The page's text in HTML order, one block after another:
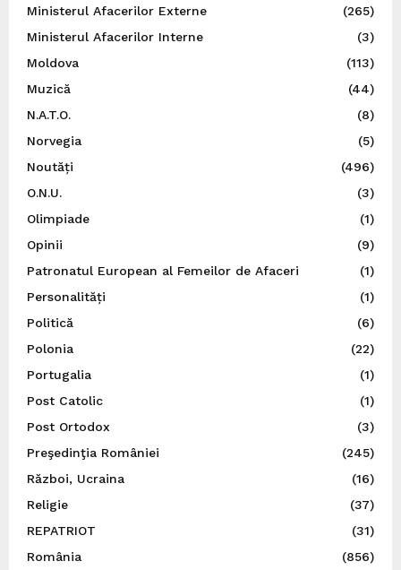
Ministerul Afacerilor Externe
(265)
Ministerul Afacerilor Interne
(3)
Moldova
(113)
Muzică
(44)
N.A.T.O.
(8)
Norvegia
(5)
Noutăți
(496)
O.N.U.
(3)
Olimpiade
(1)
Opinii
(9)
Patronatul European al Femeilor de Afaceri
(1)
Personalități
(1)
Politică
(6)
Polonia
(22)
Portugalia
(1)
Post Catolic
(1)
Post Ortodox
(3)
Preşedinţia României
(245)
Război, Ucraina
(16)
Religie
(37)
REPATRIOT
(31)
România
(856)